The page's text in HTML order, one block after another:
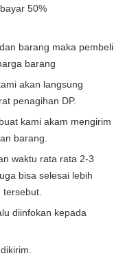
50%
barang maka pembeli
barang
akan langsung
penagihan DP.
kami akam mengirim
barang.
waktu rata rata 2-3
bisa selesai lebih
diinfokan kepada